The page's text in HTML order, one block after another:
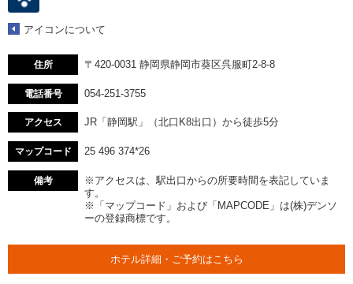
アイコンについて
住所 〒420-0031 静岡県静岡市葵区呉服町2-8-8
電話番号 054-251-3755
アクセス JR「静岡駅」（北口K8出口）から徒歩5分
マップコード 25 496 374*26
備考
※アクセスは、駅出口からの所要時間を表記していま
す。
※「マップコード」および「MAPCODE」は(株)デンソ
ーの登録商標です。
ホテル詳細・ご予約はこちら